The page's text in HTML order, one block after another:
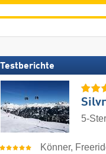
Testberichte
5-
Könner,